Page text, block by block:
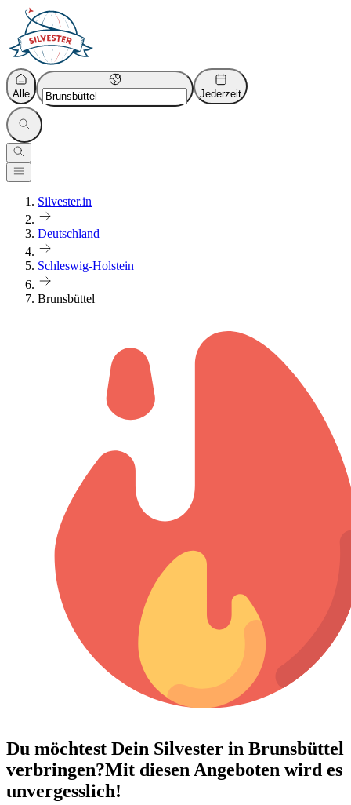
Alle Jederzeit
Silvester.in
Deutschland
Schleswig-Holstein
Brunsbüttel
Du möchtest Dein Silvester in Brunsbüttel
verbringen?Mit diesen Angeboten wird es
unvergesslich!